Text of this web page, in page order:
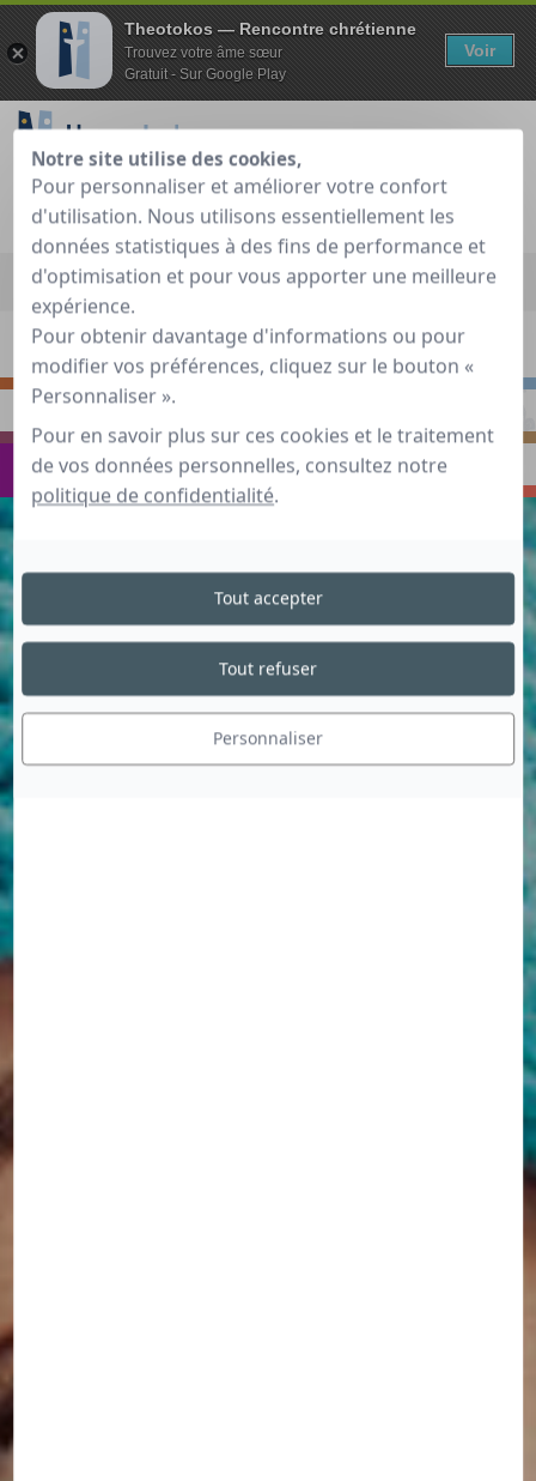
Je teste gratuitement Déjà membre ?
Accueil»Guide de rencontre chrétienne »Voyager » Snow,
Spirit and Fun" pour skieurs et non skieurs
S'INTERROGER RENCONTRER
VOYAGER ECHANGER
Theotokos — Rencontre chrétienne
Trouvez votre âme sœur
Gratuit - Sur Google Play
Voir
Notre site utilise des cookies,
Pour personnaliser et améliorer votre confort
d'utilisation. Nous utilisons essentiellement les
données statistiques à des fins de performance et
d'optimisation et pour vous apporter une meilleure
expérience.
Pour obtenir davantage d'informations ou pour
modifier vos préférences, cliquez sur le bouton «
Personnaliser ».
Pour en savoir plus sur ces cookies et le traitement
de vos données personnelles, consultez notre
politique de confidentialité.
Personnaliser
Tout refuser
Tout accepter